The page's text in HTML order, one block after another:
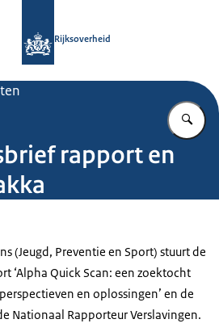
Rijksoverheid
rapport en
(Jeugd, Preventie en Sport) stuurt de
‘Alpha Quick Scan: een zoektocht
en oplossingen’ en de
Nationaal Rapporteur Verslavingen.